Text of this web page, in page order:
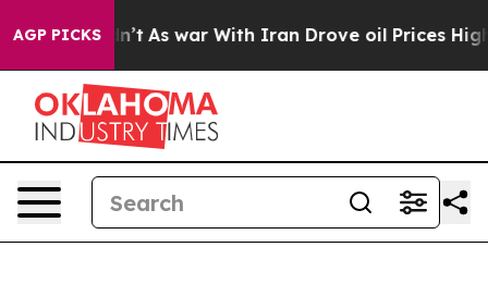
AGP PICKS
Didn’t As war With Iran Drove oil Prices Higher,